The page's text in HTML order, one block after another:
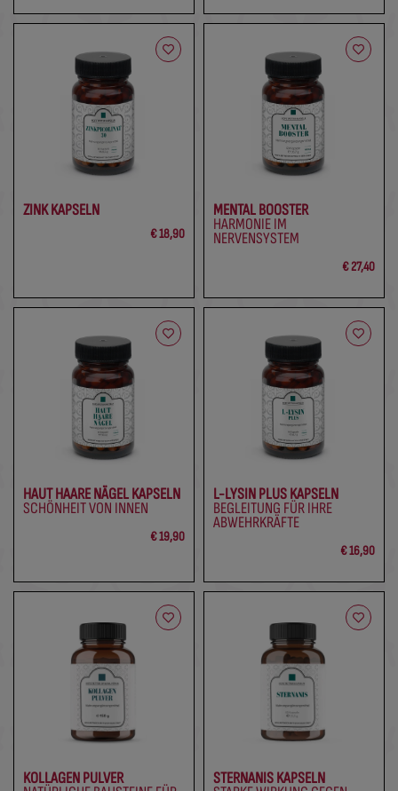
ZINK KAPSELN
€ 18,90
MENTAL BOOSTER
HARMONIE IM
NERVENSYSTEM
€ 27,40
HAUT HAARE NÄGEL KAPSELN
SCHÖNHEIT VON INNEN
€ 19,90
L-LYSIN PLUS KAPSELN
BEGLEITUNG FÜR IHRE
ABWEHRKRÄFTE
€ 16,90
KOLLAGEN PULVER STERNANIS KAPSELN